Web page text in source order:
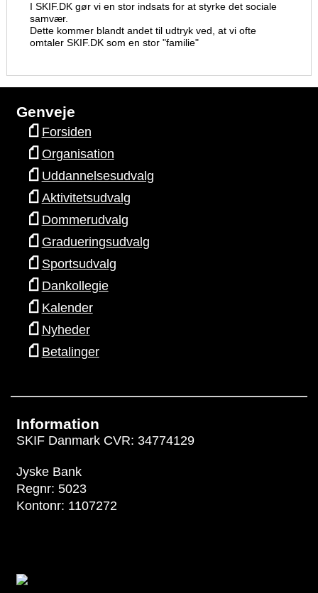
I SKIF.DK gør vi en stor indsats for at styrke det sociale
samvær.
Dette kommer blandt andet til udtryk ved, at vi ofte
omtaler SKIF.DK som en stor "familie"
Genveje
Forsiden
Organisation
Uddannelsesudvalg
Aktivitetsudvalg
Dommerudvalg
Gradueringsudvalg
Sportsudvalg
Dankollegie
Kalender
Nyheder
Betalinger
Information
SKIF Danmark CVR: 34774129
Jyske Bank
Regnr: 5023
Kontonr: 1107272